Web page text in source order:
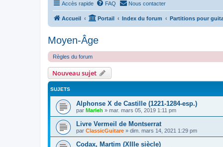
Accès rapide FAQ Nous contacter
Accueil Portail Index du forum Partitions pour
Moyen-Âge
Règles du forum
Nouveau sujet
SUJETS
Alphonse X de Castille (1221-1284-esp.)
par Marieh » mar. mars 05, 2019 1:11 pm
Livre Vermeil de Montserrat
par ClassicGuitare » dim. mars 14, 2021 1:29 pm
Codax, Martim (XIIIe siècle)